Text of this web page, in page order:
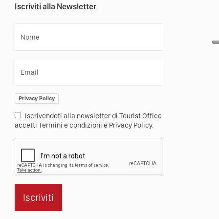
Iscriviti alla Newsletter
Nome
Email
Privacy Policy
Iscrivendoti alla newsletter di Tourist Office
accetti Termini e condizioni e Privacy Policy.
Iscriviti